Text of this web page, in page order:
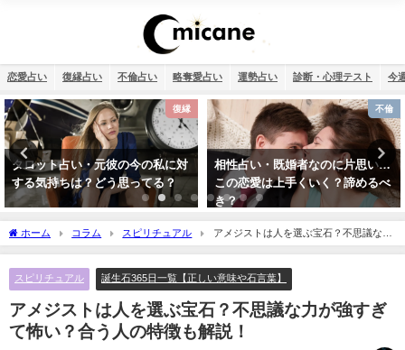
恋愛占い 復縁占い 不倫占い 略奪愛占い 運勢占い 診断・心理テスト 今
不倫
相性占い・既婚者なのに片思い…
この恋愛は上手くいく？諦めるべ
き？
運勢占い
2026年運勢ランキング！366日の
誕生日を占いました！
ホーム コラム スピリチュアル
アメジストは人を選ぶ宝石？不思議な力
が強すぎて怖い？合う人の特徴も解説！
スピリチュアル 誕生石365日一覧【正しい意味や石言葉】
アメジストは人を選ぶ宝石？不思議な力が強すぎ
て怖い？合う人の特徴も解説！